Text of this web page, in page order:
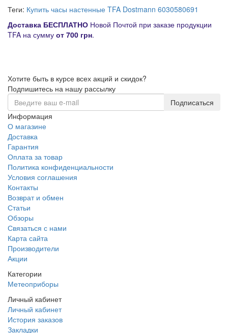
Теги: Купить часы настенные TFA Dostmann 6030580691
Доставка БЕСПЛАТНО Новой Почтой при заказе продукции
TFA на сумму от 700 грн.
Хотите быть в курсе всех акций и скидок?
Подпишитесь на нашу рассылку
Подписаться
Информация
О магазине
Доставка
Гарантия
Оплата за товар
Политика конфиденциальности
Условия соглашения
Контакты
Возврат и обмен
Статьи
Обзоры
Связаться с нами
Карта сайта
Производители
Акции
Категории
Метеоприборы
Личный кабинет
Личный кабинет
История заказов
Закладки